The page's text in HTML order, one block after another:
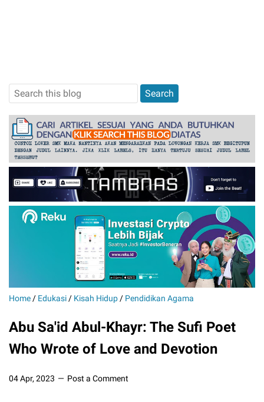
Home / Edukasi / Kisah Hidup / Pendidikan Agama
Abu Sa'id Abul-Khayr: The Sufi Poet
Who Wrote of Love and Devotion
04 Apr, 2023 Post a Comment